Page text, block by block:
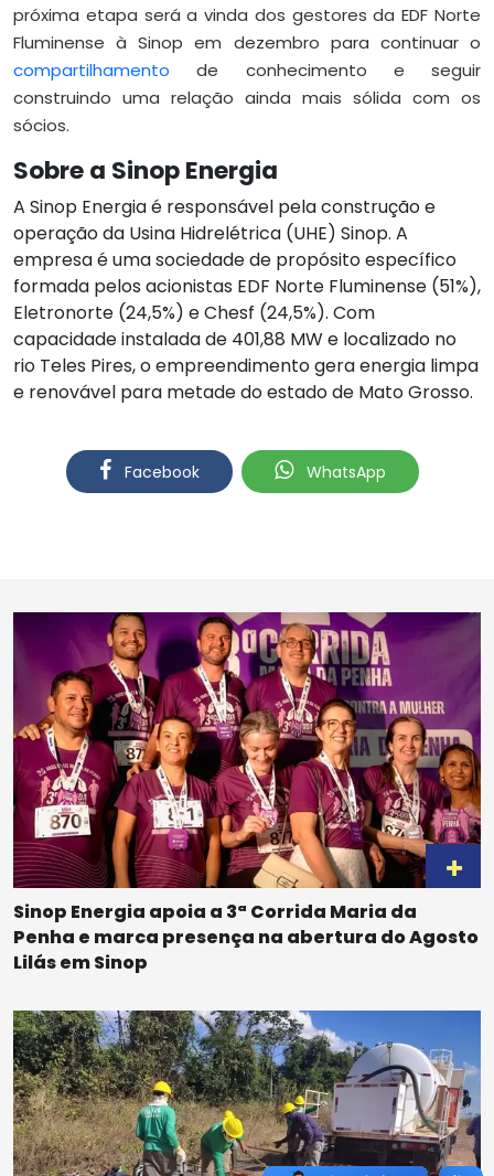
próxima etapa será a vinda dos gestores da EDF Norte
Fluminense à Sinop em dezembro para continuar o
compartilhamento de conhecimento e seguir
construindo uma relação ainda mais sólida com os
sócios.
Sobre a Sinop Energia
A Sinop Energia é responsável pela construção e
operação da Usina Hidrelétrica (UHE) Sinop. A
empresa é uma sociedade de propósito específico
formada pelos acionistas EDF Norte Fluminense (51%),
Eletronorte (24,5%) e Chesf (24,5%). Com
capacidade instalada de 401,88 MW e localizado no
rio Teles Pires, o empreendimento gera energia limpa
e renovável para metade do estado de Mato Grosso.
Facebook WhatsApp
Sinop Energia apoia a 3ª Corrida Maria da
Penha e marca presença na abertura do Agosto
Lilás em Sinop